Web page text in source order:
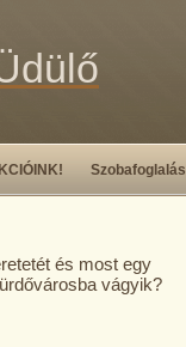
Szobafoglalás
és most egy
vágyik?